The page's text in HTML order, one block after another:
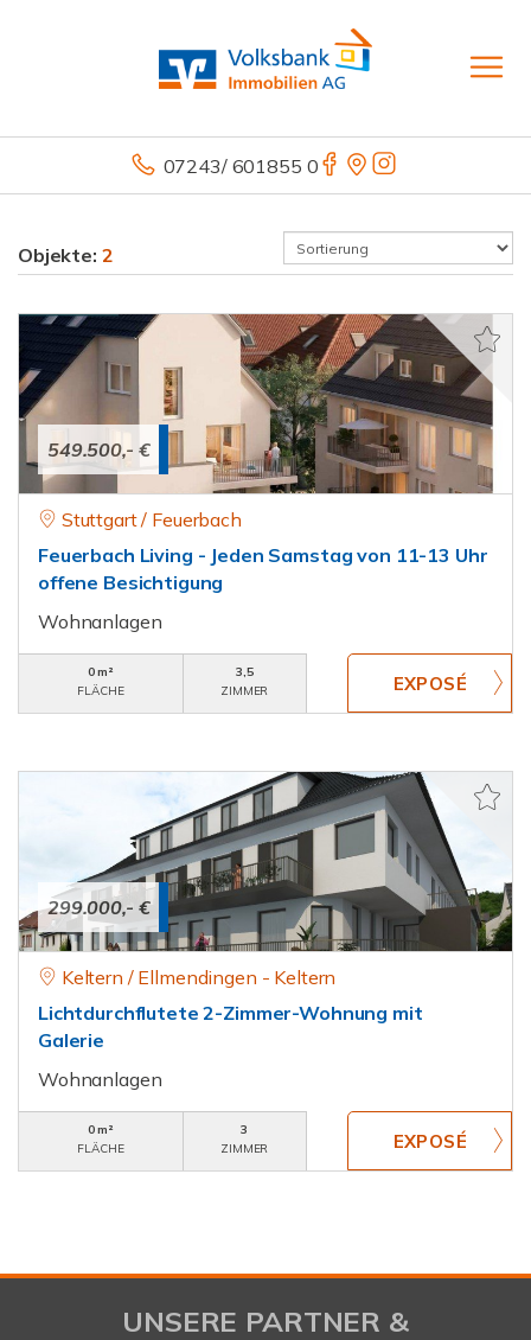
07243/ 601855 0
Objekte: 2
549.500,- €
Stuttgart / Feuerbach
Feuerbach Living - Jeden Samstag von 11-13 Uhr
offene Besichtigung
Wohnanlagen
0 m²
FLÄCHE
3,5
ZIMMER
299.000,- €
Keltern / Ellmendingen - Keltern
Lichtdurchflutete 2-Zimmer-Wohnung mit
Galerie
Wohnanlagen
0 m²
FLÄCHE
3
ZIMMER
UNSERE PARTNER &